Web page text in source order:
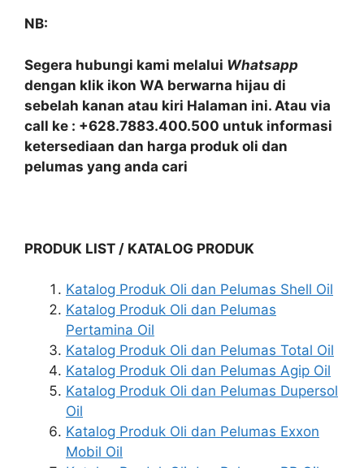
NB:
Segera hubungi kami melalui Whatsapp
dengan klik ikon WA berwarna hijau di
sebelah kanan atau kiri Halaman ini. Atau via
call ke : +628.7883.400.500 untuk informasi
ketersediaan dan harga produk oli dan
pelumas yang anda cari
PRODUK LIST / KATALOG PRODUK
Katalog Produk Oli dan Pelumas Shell Oil
Katalog Produk Oli dan Pelumas
Pertamina Oil
Katalog Produk Oli dan Pelumas Total Oil
Katalog Produk Oli dan Pelumas Agip Oil
Katalog Produk Oli dan Pelumas Dupersol
Oil
Katalog Produk Oli dan Pelumas Exxon
Mobil Oil